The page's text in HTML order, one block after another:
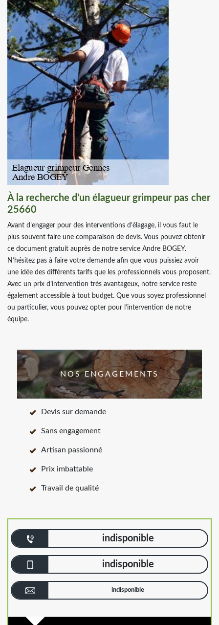
À la recherche d’un élagueur grimpeur pas cher
25660
Avant d’engager pour des interventions d’élagage, il vous faut le
plus souvent faire une comparaison de devis. Vous pouvez obtenir
ce document gratuit auprès de notre service Andre BOGEY.
N’hésitez pas à faire votre demande afin que vous puissiez avoir
une idée des différents tarifs que les professionnels vous proposent.
Avec un prix d’intervention très avantageux, notre service reste
également accessible à tout budget. Que vous soyez professionnel
ou particulier, vous pouvez opter pour l’intervention de notre
équipe.
NOS ENGAGEMENTS
Devis sur demande
Sans engagement
Artisan passionné
Prix imbattable
Travail de qualité
indisponible
indisponible
indisponible